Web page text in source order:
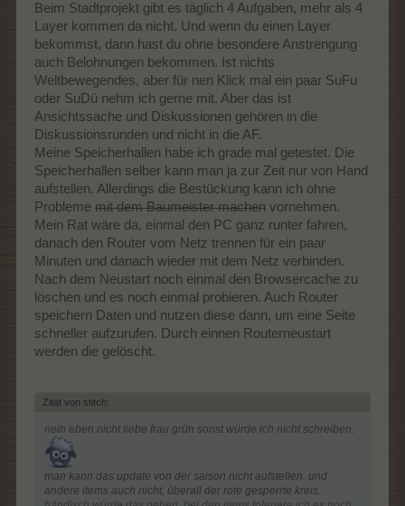
Beim Stadtprojekt gibt es täglich 4 Aufgaben, mehr als 4
Layer kommen da nicht. Und wenn du einen Layer
bekommst, dann hast du ohne besondere Anstrengung
auch Belohnungen bekommen. Ist nichts
Weltbewegendes, aber für nen Klick mal ein paar SuFu
oder SuDü nehm ich gerne mit. Aber das ist
Ansichtssache und Diskussionen gehören in die
Diskussionsrunden und nicht in die AF.
Meine Speicherhallen habe ich grade mal getestet. Die
Speicherhallen selber kann man ja zur Zeit nur von Hand
aufstellen. Allerdings die Bestückung kann ich ohne
Probleme mit dem Baumeister machen vornehmen.
Mein Rat wäre da, einmal den PC ganz runter fahren,
danach den Router vom Netz trennen für ein paar
Minuten und danach wieder mit dem Netz verbinden.
Nach dem Neustart noch einmal den Browsercache zu
löschen und es noch einmal probieren. Auch Router
speichern Daten und nutzen diese dann, um eine Seite
schneller aufzurufen. Durch einnen Routerneustart
werden die gelöscht.
Zitat von stitch: ↑
nein eben nicht liebe frau grün sonst würde ich nicht schreiben.
man kann das update von der saison nicht aufstellen. und
andere items auch nicht, überall der rote gesperrte kreis.